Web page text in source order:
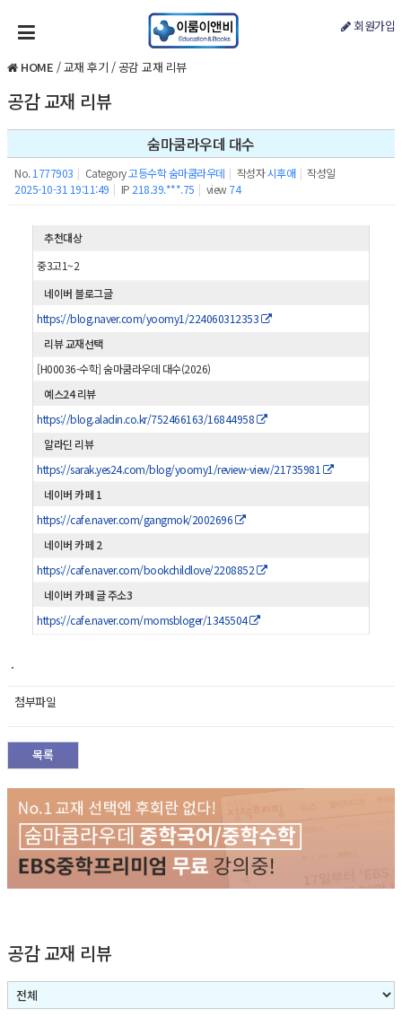
회원가입
HOME /교재 후기 /공감 교재 리뷰
공감 교재 리뷰
숨마쿰라우데 대수
No. 1777903 | Category고등수학 숨마쿰라우데 | 작성자시후애 | 작성일
2025-10-31 19:11:49 | IP 218.39.***.75 | view 74
추천대상
중3고1~2
네이버 블로그글
https://blog.naver.com/yoomy1/224060312353
리뷰 교재선택
[H00036-수학] 숨마쿰라우데 대수(2026)
예스24 리뷰
https://blog.aladin.co.kr/752466163/16844958
알라딘 리뷰
https://sarak.yes24.com/blog/yoomy1/review-view/21735981
네이버 카페 1
https://cafe.naver.com/gangmok/2002696
네이버 카페 2
https://cafe.naver.com/bookchildlove/2208852
네이버 카페 글 주소3
https://cafe.naver.com/momsbloger/1345504
.
첨부파일
목록
공감 교재 리뷰